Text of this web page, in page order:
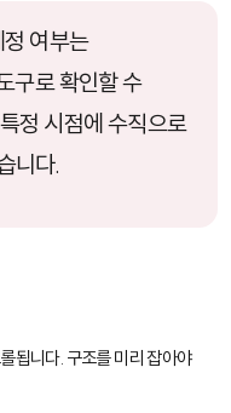
여부는
구로 확인할 수
정 시점에 수직으로
니다.
됩니다. 구조를 미리 잡아야